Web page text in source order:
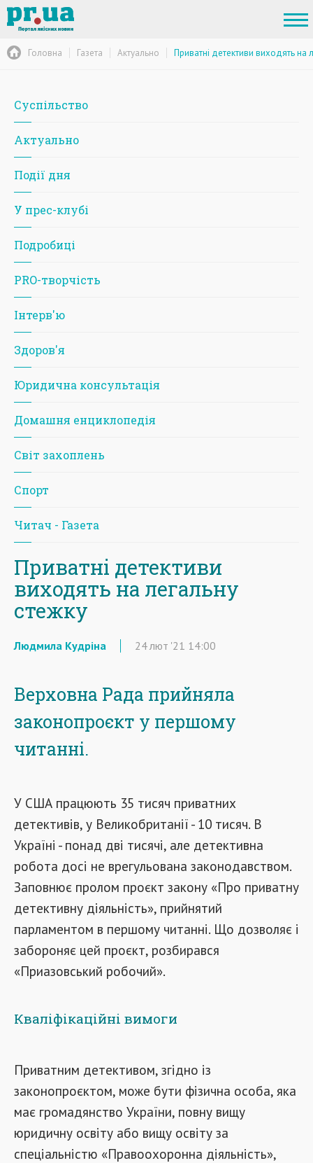
Головна Газета Актуально Приватні детективи виходять на
Суспільство
Актуально
Події дня
У прес-клубі
Подробиці
PRO-творчість
Iнтерв'ю
Здоров'я
Юридична консультація
Домашня енциклопедія
Світ захоплень
Спорт
Читач - Газета
Приватні детективи
виходять на легальну
стежку
Людмила Кудріна 24лют '21 14:00
Верховна Рада прийняла
законопроєкт у першому
читанні.
У США працюють 35 тисяч приватних
детективів, у Великобританії - 10 тисяч. В
Україні - понад дві тисячі, але детективна
робота досі не врегульована законодавством.
Заповнює пролом проєкт закону «Про приватну
детективну діяльність», прийнятий
парламентом в першому читанні. Що дозволяє і
забороняє цей проєкт, розбирався
«Приазовський робочий».
Кваліфікаційні вимоги
Приватним детективом, згідно із
законопроєктом, може бути фізична особа, яка
має громадянство України, повну вищу
юридичну освіту або вищу освіту за
спеціальністю «Правоохоронна діяльність»,